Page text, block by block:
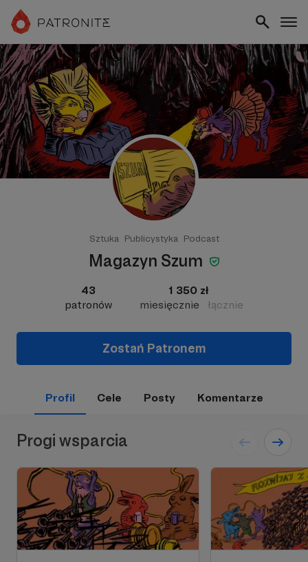
Sztuka Publicystyka Podcast
Magazyn Szum
43
patronów
1 350 zł
miesięcznie
łącznie
Zostań Patronem
Profil Cele Posty Komentarze
Progi wsparcia